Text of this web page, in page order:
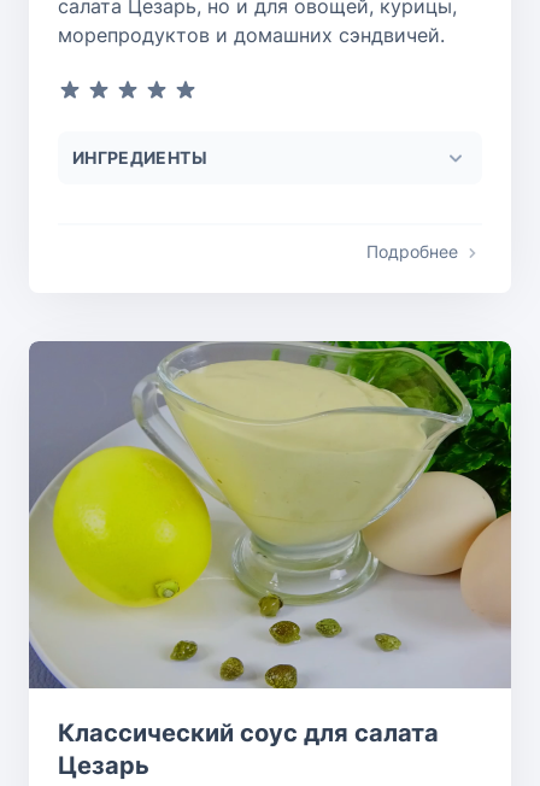
салата Цезарь, но и для овощей, курицы,
морепродуктов и домашних сэндвичей.
ИНГРЕДИЕНТЫ
Подробнее
Классический соус для салата
Цезарь